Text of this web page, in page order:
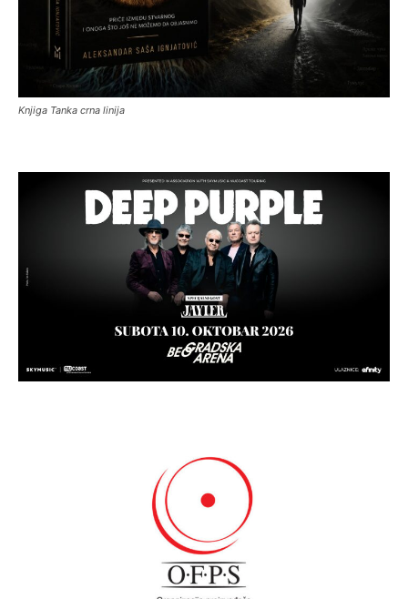
Knjiga Tanka crna linija